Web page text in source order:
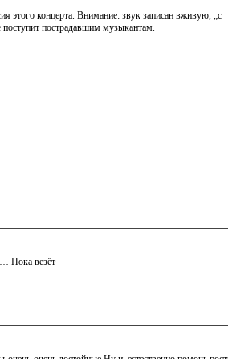
этого концерта. Внимание: звук записан вживую, „с
пострадавшим музыкантам.
Пока везёт